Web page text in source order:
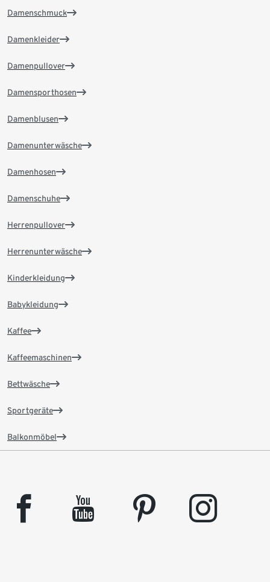
Damenschmuck
Damenkleider
Damenpullover
Damensporthosen
Damenblusen
Damenunterwäsche
Damenhosen
Damenschuhe
Herrenpullover
Herrenunterwäsche
Kinderkleidung
Babykleidung
Kaffee
Kaffeemaschinen
Bettwäsche
Sportgeräte
Balkonmöbel
facebook youtube pinterest instagram